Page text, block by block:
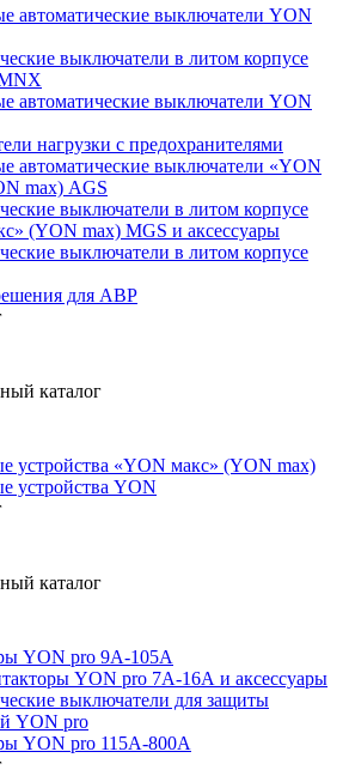
автоматические выключатели YON
выключатели в литом корпусе
автоматические выключатели YON
нагрузки с предохранителями
автоматические выключатели «YON
max) AGS
выключатели в литом корпусе
(YON max) MGS и аксессуары
выключатели в литом корпусе
для АВР
каталог
устройства «YON макс» (YON max)
устройства YON
каталог
YON pro 9А-105А
YON pro 7А-16А и аксессуары
выключатели для защиты
YON pro
YON pro 115А-800А